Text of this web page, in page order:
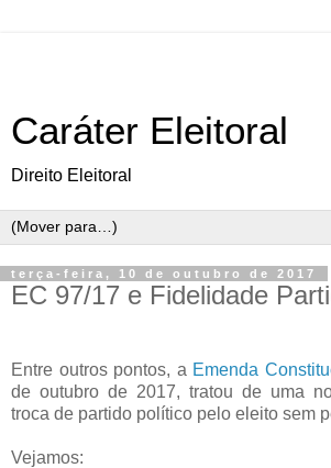
Caráter Eleitoral
Direito Eleitoral
terça-feira, 10 de outubro de 2017
EC 97/17 e Fidelidade
Entre outros pontos, a Emenda
de outubro de 2017, tratou de uma
troca de partido político pelo eleito sem
Vejamos: